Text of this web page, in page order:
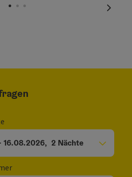
16.08.2026, 2 Nächte